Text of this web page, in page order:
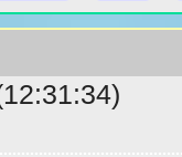
(12:31:34)